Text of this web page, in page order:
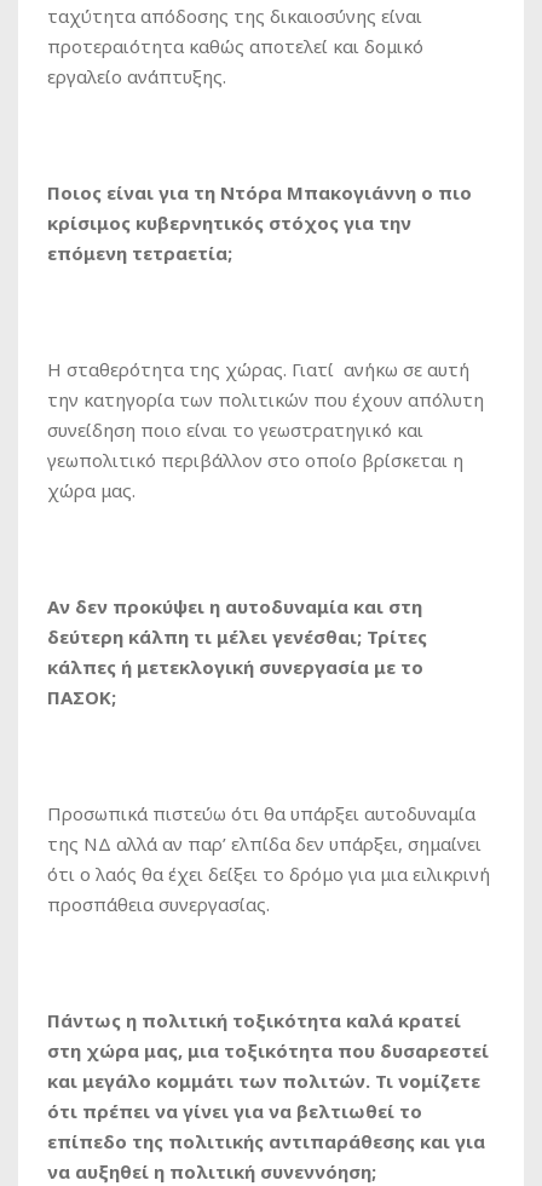
ταχύτητα απόδοσης της δικαιοσύνης είναι
προτεραιότητα καθώς αποτελεί και δομικό
εργαλείο ανάπτυξης.
Ποιος είναι για τη Ντόρα Μπακογιάννη ο πιο
κρίσιμος κυβερνητικός στόχος για την
επόμενη τετραετία;
Η σταθερότητα της χώρας. Γιατί ανήκω σε αυτή
την κατηγορία των πολιτικών που έχουν απόλυτη
συνείδηση ποιο είναι το γεωστρατηγικό και
γεωπολιτικό περιβάλλον στο οποίο βρίσκεται η
χώρα μας.
Αν δεν προκύψει η αυτοδυναμία και στη
δεύτερη κάλπη τι μέλει γενέσθαι; Τρίτες
κάλπες ή μετεκλογική συνεργασία με το
ΠΑΣΟΚ;
Προσωπικά πιστεύω ότι θα υπάρξει αυτοδυναμία
της ΝΔ αλλά αν παρ’ ελπίδα δεν υπάρξει, σημαίνει
ότι ο λαός θα έχει δείξει το δρόμο για μια ειλικρινή
προσπάθεια συνεργασίας.
Πάντως η πολιτική τοξικότητα καλά κρατεί
στη χώρα μας, μια τοξικότητα που δυσαρεστεί
και μεγάλο κομμάτι των πολιτών. Τι νομίζετε
ότι πρέπει να γίνει για να βελτιωθεί το
επίπεδο της πολιτικής αντιπαράθεσης και για
να αυξηθεί η πολιτική συνεννόηση;